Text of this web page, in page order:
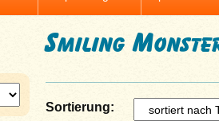
Smiling
Sortierung: